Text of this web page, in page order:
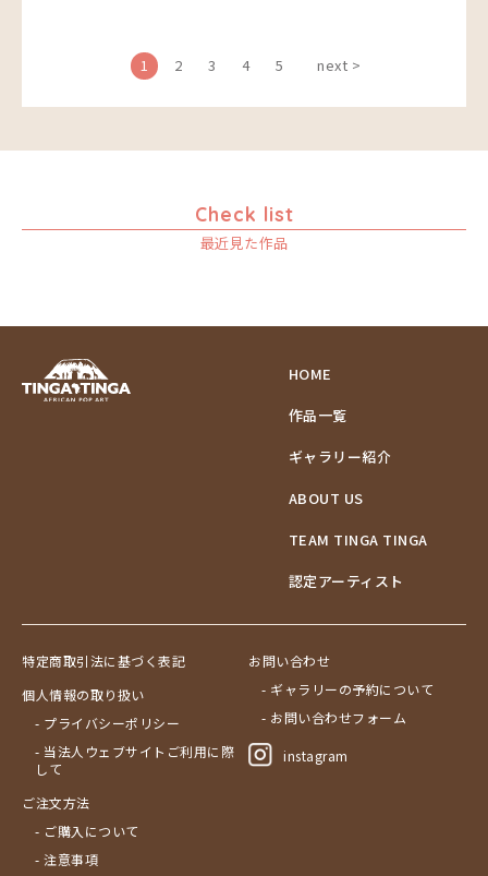
1 2 3 4 5 next >
Check list
最近見た作品
HOME
作品一覧
ギャラリー紹介
ABOUT US
TEAM TINGA TINGA
認定アーティスト
特定商取引法に基づく表記
個人情報の取り扱い
- プライバシーポリシー
- 当法人ウェブサイトご利用に際
して
ご注文方法
- ご購入について
- 注意事項
お問い合わせ
- ギャラリーの予約について
- お問い合わせフォーム
instagram